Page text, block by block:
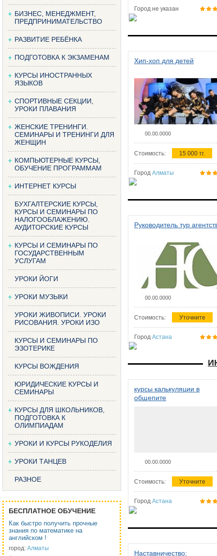
БИЗНЕС, МЕНЕДЖМЕНТ,
ПРЕДПРИНИМАТЕЛЬСТВО
РАЗВИТИЕ РЕБЁНКА
ПОДГОТОВКА К ЭКЗАМЕНАМ
КУРСЫ ИНОСТРАННЫХ
ЯЗЫКОВ
СПОРТИВНЫЕ СЕКЦИИ,
УРОКИ ПЛАВАНИЯ
ЖЕНСКИЕ ТРЕНИНГИ.
СЕМИНАРЫ И ТРЕНИНГИ ДЛЯ
ЖЕНЩИН
КОМПЬЮТЕРНЫЕ КУРСЫ,
ОБУЧЕНИЕ ПРОГРАММАМ
ИНТЕРНЕТ КУРСЫ
БУХГАЛТЕРСКИЕ КУРСЫ,
КУРСЫ И СЕМИНАРЫ ПО
НАЛОГООБЛАЖЕНИЮ.
АУДИТОРСКИЕ КУРСЫ
КУРСЫ И СЕМИНАРЫ ПО
ГОСУДАРСТВЕННЫМ
УСЛУГАМ
УРОКИ ЙОГИ
УРОКИ МУЗЫКИ
УРОКИ ЖИВОПИСИ. УРОКИ
РИСОВАНИЯ. УРОКИ ИЗО
КУРСЫ И СЕМИНАРЫ ПО
ЭЗОТЕРИКЕ
КУРСЫ ВОЖДЕНИЯ
ЮРИДИЧЕСКИЕ КУРСЫ И
СЕМИНАРЫ
КУРСЫ ДЛЯ ШКОЛЬНИКОВ,
ПОДГОТОВКА К
ОЛИМПИАДАМ
УРОКИ И КУРСЫ РУКОДЕЛИЯ
УРОКИ ТАНЦЕВ
РАЗНОЕ
БЕСПЛАТНОЕ ОБУЧЕНИЕ
Как быстро получить прочные
знания по математике на
английском !
город: Алматы
Город не указан
Хип-хоп для детей
00.00.0000
Стоимость: 15 000 тг.
Город Алматы
Руководитель тур
00.00.0000
Стоимость: Уточните
Город Астана
курсы калькуляции в
общепите
00.00.0000
Стоимость: Уточните
Город Астана
Наставничество: